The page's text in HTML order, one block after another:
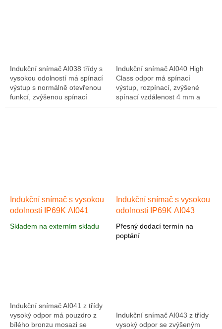
Indukční snímač AI038 třídy s
vysokou odolností má spínací
výstup s normálně otevřenou
funkcí, zvýšenou spínací
vzdáleností 4 mm a průměrem
Indukční snímač AI040 High
Class odpor má spínací
výstup, rozpínací, zvýšené
spínací vzdálenost 4 mm a
pouzdro z bílého bronzu
Indukční snímač s vysokou
odolností IP69K AI041
Skladem na externím skladu
Indukční snímač AI041 z třídy
vysoký odpor má pouzdro z
bílého bronzu mosazi se
Indukční snímač s vysokou
odolností IP69K AI043
Přesný dodací termín na
poptání
Indukční snímač AI043 z třídy
vysoký odpor se zvýšeným